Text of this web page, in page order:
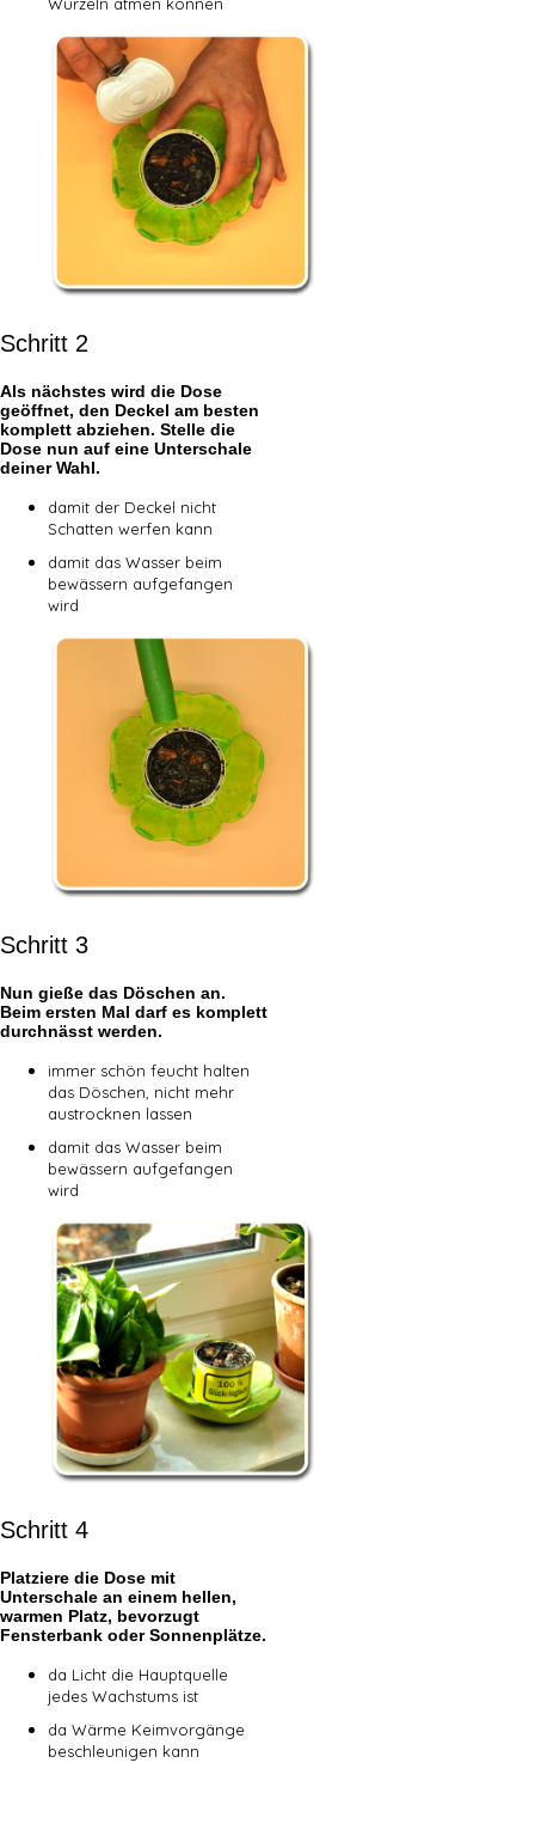
Wurzeln atmen können
Schritt 2
Als nächstes wird die Dose
geöffnet, den Deckel am besten
komplett abziehen. Stelle die
Dose nun auf eine Unterschale
deiner Wahl.
damit der Deckel nicht
Schatten werfen kann
damit das Wasser beim
bewässern aufgefangen
wird
Schritt 3
Nun gieße das Döschen an.
Beim ersten Mal darf es komplett
durchnässt werden.
immer schön feucht halten
das Döschen, nicht mehr
austrocknen lassen
damit das Wasser beim
bewässern aufgefangen
wird
Schritt 4
Platziere die Dose mit
Unterschale an einem hellen,
warmen Platz, bevorzugt
Fensterbank oder Sonnenplätze.
da Licht die Hauptquelle
jedes Wachstums ist
da Wärme Keimvorgänge
beschleunigen kann